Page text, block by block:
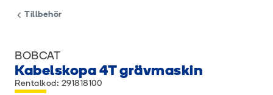
Tillbehör
BOBCAT
Kabelskopa 4T grävmaskin
Rentalkod: 291818100